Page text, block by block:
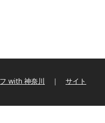
with 神奈川 ｜ サイト